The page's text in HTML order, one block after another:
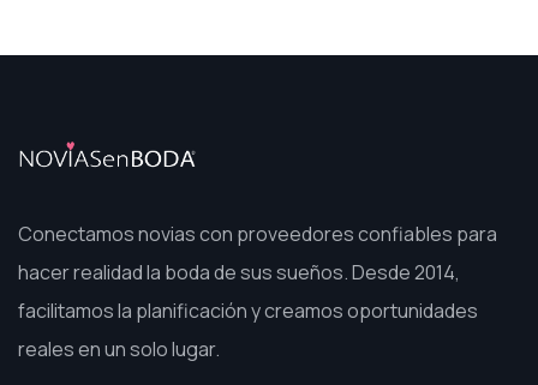
Conectamos novias con proveedores confiables para
hacer realidad la boda de sus sueños. Desde 2014,
facilitamos la planificación y creamos oportunidades
reales en un solo lugar.